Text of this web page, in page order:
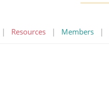
| Resources | Members |